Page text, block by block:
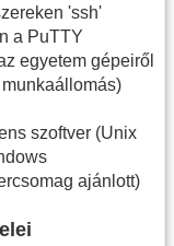
'ssh'
a PuTTY
egyetem gépeiről
szoftver (Unix
ajánlott)